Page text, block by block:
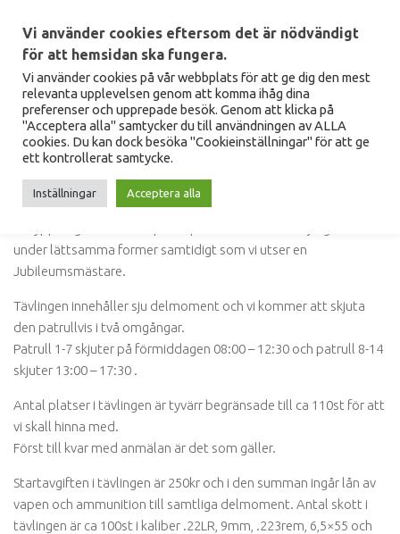
Hoppa till innehåll
150-ÅRS JUBILEUM
Jubileumstävling
under lättsamma former samtidigt som vi utser en
Jubileumsmästare.
Tävlingen innehåller sju delmoment och vi kommer att skjuta
den patrullvis i två omgångar.
Patrull 1-7 skjuter på förmiddagen 08:00 – 12:30 och patrull 8-14
skjuter 13:00 – 17:30 .
Antal platser i tävlingen är tyvärr begränsade till ca 110st för att
vi skall hinna med.
Först till kvar med anmälan är det som gäller.
Startavgiften i tävlingen är 250kr och i den summan ingår lån av
vapen och ammunition till samtliga delmoment. Antal skott i
tävlingen är ca 100st i kaliber .22LR, 9mm, .223rem, 6,5×55 och
Vi använder cookies eftersom det är nödvändigt
för att hemsidan ska fungera.
Vi använder cookies på vår webbplats för att ge dig den mest
relevanta upplevelsen genom att komma ihåg dina
preferenser och upprepade besök. Genom att klicka på
"Acceptera alla" samtycker du till användningen av ALLA
cookies. Du kan dock besöka "Cookieinställningar" för att ge
ett kontrollerat samtycke.
Inställningar Acceptera alla